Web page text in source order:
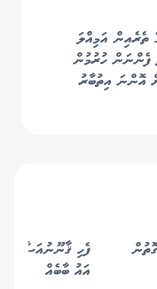
ތެރެއިން އަމިއްލަ
ފެންނަން ހުރުމުން
އޮންނަ އިތުބާރު
އައު ބާބެއް